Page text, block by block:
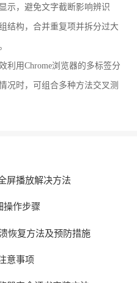
示，避免文字截断影响辨识
结构，合并重复项并拆分过大
利用Chrome浏览器的多标签分
况时，可组合多种方法交叉测
屏播放解决方法
操作步骤
恢复方法及预防措施
意事项